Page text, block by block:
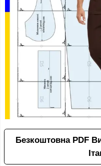
Безкоштовна PDF